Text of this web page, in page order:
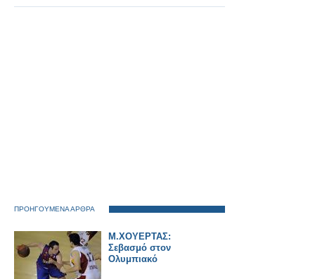
ΠΡΟΗΓΟΥΜΕΝΑ ΑΡΘΡΑ
M.ΧOYEΡΤΑΣ:
Σεβασμό στον
Ολυμπιακό